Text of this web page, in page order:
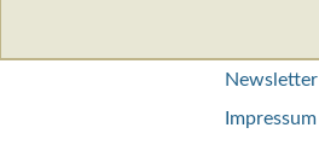
Newsletter
Impressum